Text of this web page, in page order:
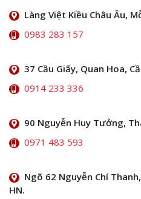
Làng Việt Kiều Châu Âu,
0983 283 157
37 Cầu Giấy, Quan Hoa,
0914 233 336
90 Nguyễn Huy Tưởng,
0971 483 593
Ngõ 62 Nguyễn Chí
HN.